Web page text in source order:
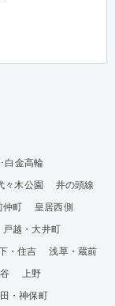
白金高輪
々木公園
井の頭線
仲町
皇居西側
戸越・大井町
・住吉
浅草・蔵前
上野
・神保町